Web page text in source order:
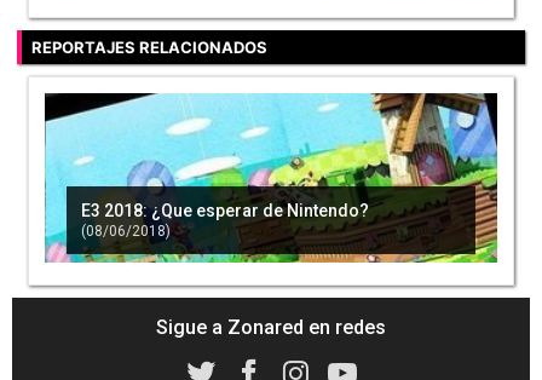
REPORTAJES RELACIONADOS
E3 2018: ¿Que esperar de Nintendo?
(08/06/2018)
Sigue a Zonared en redes